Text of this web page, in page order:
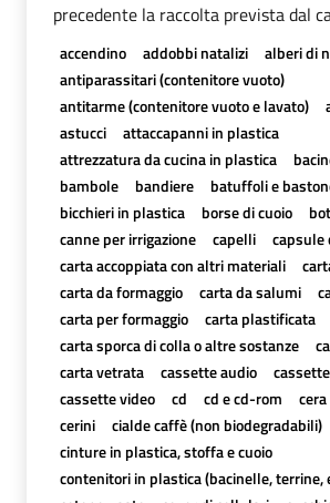
precedente la raccolta prevista dal
accendino addobbi natalizi
alberi di
antiparassitari (contenitore vuoto)
antitarme (contenitore vuoto e lavato)
astucci
attaccapanni in plastica
attrezzatura da cucina in plastica
bambole
bandiere
batuffoli e
bicchieri in plastica
borse di cuoio
canne per irrigazione
capelli
capsule
carta accoppiata con altri materiali
carta da formaggio
carta da salumi
carta per formaggio
carta plastificata
carta sporca di colla o altre sostanze
carta vetrata
cassette audio
cassette video
cd cd e cd-rom cera
cerini
cialde caffè (non biodegradabili)
cinture in plastica, stoffa e cuoio
contenitori in plastica (bacinelle, terrine,